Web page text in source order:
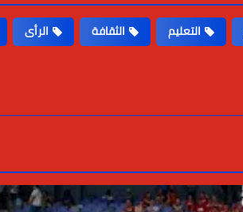
التعليم الثقافة الرأى